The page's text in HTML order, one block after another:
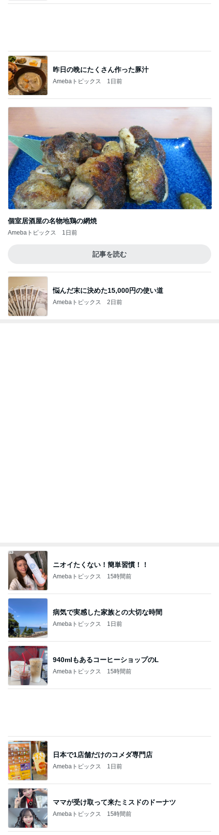
悩んだ末に決めた15,000円の使い道
ニオイたくない！簡単習慣！！
Amebaトピックス 15時間前
病気で実感した家族との大切な時間
Amebaトピックス 1日前
Amebaトピックス 15時間前
Amebaトピックス
記事を読む
コストコで久しぶりに買った人気商品
Amebaトピックス 1日前
中華ファミレスのパラパラ炒飯
Amebaトピックス 23時間前
行ってみて印象が大きく変わった学校
Amebaトピックス 20時間前